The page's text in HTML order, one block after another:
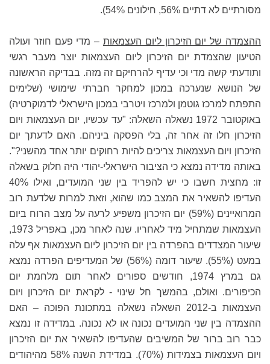
מסורתיים לא דתיים 56%, חילונים 54%).
ההצמדה של יום הזיכרון ליום העצמאות – מדי פעם חוזר ועולה
הטיעון שהצמדת יום הזיכרון ליום העצמאות יוצר מעבר רגשי
ותודעתי קשה מדי וכי עדיף להרחיקם זה מזה. בבדיקה הראשונה
של הנושא שנערכה במכון למחקר חברתי שימושי (שלימים
התפתח למרכז גוטמן ולמרכז ויטרבי במכון הישראלי לדמוקרטיה)
באוקטובר 1972 נשאלה השאלה: "עד עכשיו, יום העצמאות ויום
הזיכרון חלו זה אחר זה, בלי הפסקה ביניהם. האם לדעתך יום
הזיכרון ויום העצמאות צריכים להיות רחוקים יותר אחד מהשני?".
באותה מדידה נמצא כי הציבור הישראלי-יהודי היה חלוק בשאלה
זו: מחצית חשבו כי יש להפריד בין שני המועדים, ואילו 40%
העדיפו להשאיר את המצב כמו שהוא, וזאת למרות שלדעת רוב
המרואיינים (59%) יום הזיכרון משפיע לרעה על מצב הרוח ביום
העצמאות שמתחיל מיד לאחריו. שנה לאחר מכן, באפריל 1973,
שיעור המצדדים בהפרדה בין יום הזיכרון ליום העצמאות אף עלה
במעט (55%). שיעור דומה (56%) של המעדיפים הפרדה נמצא
גם במרץ 1974, חודשים ספורים לאחר תום מלחמת יום
הכיפורים. ואולם, בהמשך חל שינוי - לקראת יום הזיכרון ויום
העצמאות ב-2012 השאלה נשאלה במתכונת הפוכה – האם
ההצמדה בין שני המועדים נכונה או לא נכונה. במדידה זו נמצא
כבר רוב ברור של המשיבים שהעדיפו להשאיר את יום הזיכרון
ויום העצמאות בצמידות (70%). במדידת השנה 58% מהיהודים